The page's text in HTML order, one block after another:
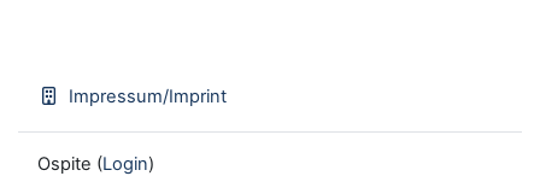
Impressum/Imprint
Ospite (Login)